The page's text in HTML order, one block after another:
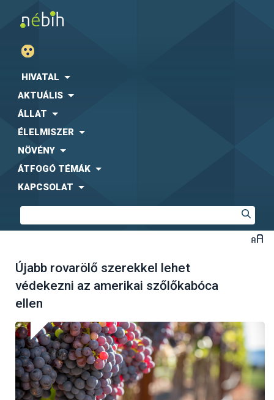
HIVATAL
AKTUÁLIS
ÁLLAT
ÉLELMISZER
NÖVÉNY
ÁTFOGÓ TÉMÁK
KAPCSOLAT
Újabb rovarölő szerekkel lehet
védekezni az amerikai szőlőkabóca
ellen